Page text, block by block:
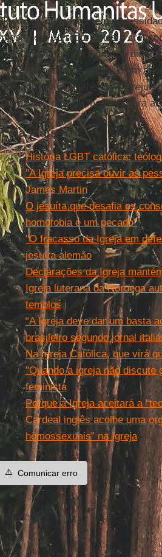
Todos os batizados têm
mesmos e ao redor deles e
do “Devenir Un En Christ” é
especial aos seus guias. É um
nos convida a acolher sem
talvez dos nossos medos!) para
Leia mais
História LGBT católica:
''A Igreja precisa ouvir as
James Martin
O jesuíta que desafia os
homofobia é um pecado”
"O fracasso da Igreja em
jesuíta alemão
Declarações da Igreja
Igreja luterana da Noruega
templos
“A Igreja deve dar um basta
brasileiro segundo jornal
Na Igreja Católica, que virá
"Quando a igreja não discute
feminista
Porque a Igreja aceitará a
Cardeal inglês acolhe uma
homossexuais” na Igreja
⚠️ Comunicar erro